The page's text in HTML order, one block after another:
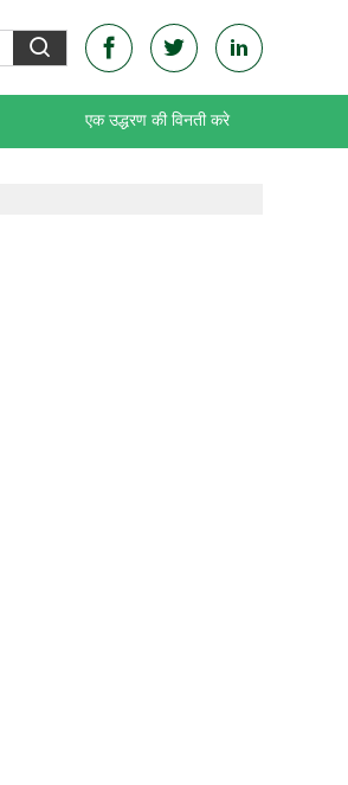
एक उद्धरण की विनती करे